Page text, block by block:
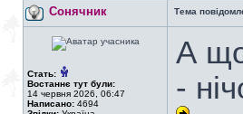
Сонячник Тема
Стать:
Востаннє тут були:
14 червня 2026, 06:47
Написано: 4694
А що
-